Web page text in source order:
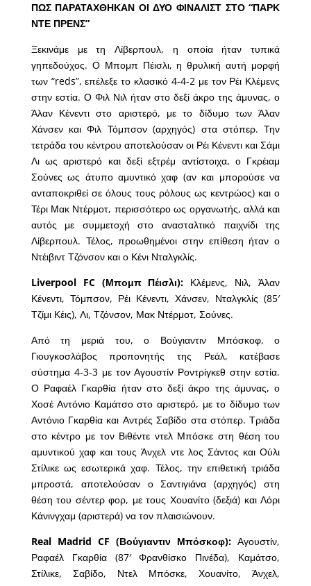
ΠΩΣ ΠΑΡΑΤΑΧΘΗΚΑΝ ΟΙ ΔΥΟ ΦΙΝΑΛΙΣΤ ΣΤΟ “ΠΑΡΚ
ΝΤΕ ΠΡΕΝΣ”
Ξεκινάμε με τη Λίβερπουλ, η οποία ήταν τυπικά
γηπεδούχος. Ο Μπομπ Πέισλι, η θρυλική αυτή μορφή
των “reds”, επέλεξε το κλασικό 4-4-2 με τον Ρέι Κλέμενς
στην εστία. Ο Φιλ Νιλ ήταν στο δεξί άκρο της άμυνας, ο
Άλαν Κένεντι στο αριστερό, με το δίδυμο των Άλαν
Χάνσεν και Φιλ Τόμπσον (αρχηγός) στα στόπερ. Την
τετράδα του κέντρου αποτελούσαν οι Ρέι Κένεντι και Σάμι
Λι ως αριστερό και δεξί εξτρέμ αντίστοιχα, ο Γκρέιαμ
Σούνες ως άτυπο αμυντικό χαφ (αν και μπορούσε να
ανταποκριθεί σε όλους τους ρόλους ως κεντρώος) και ο
Τέρι Μακ Ντέρμοτ, περισσότερο ως οργανωτής, αλλά και
αυτός με συμμετοχή στο ανασταλτικό παιχνίδι της
Λίβερπουλ. Τέλος, προωθημένοι στην επίθεση ήταν ο
Ντέιβιντ Τζόνσον και ο Κένι Νταλγκλίς.
Liverpool FC (Μπομπ Πέισλι): Κλέμενς, Νιλ, Άλαν
Κένεντι, Τόμπσον, Ρέι Κένεντι, Χάνσεν, Νταλγκλίς (85′
Τζίμι Κέις), Λι, Τζόνσον, Μακ Ντέρμοτ, Σούνες.
Από τη μεριά του, ο Βούγιαντιν Μπόσκοφ, ο
Γιουγκοσλάβος προπονητής της Ρεάλ, κατέβασε
σύστημα 4-3-3 με τον Αγουστίν Ροντρίγκεθ στην εστία.
Ο Ραφαέλ Γκαρθία ήταν στο δεξί άκρο της άμυνας, ο
Χοσέ Αντόνιο Καμάτσο στο αριστερό, με το δίδυμο των
Αντόνιο Γκαρθία και Αντρές Σαβίδο στα στόπερ. Τριάδα
στο κέντρο με τον Βιθέντε ντελ Μπόσκε στη θέση του
αμυντικού χαφ και τους Άνχελ ντε λος Σάντος και Ούλι
Στίλικε ως εσωτερικά χαφ. Τέλος, την επιθετική τριάδα
μπροστά, αποτελούσαν ο Σαντιγιάνα (αρχηγός) στη
θέση του σέντερ φορ, με τους Χουανίτο (δεξιά) και Λόρι
Κάνινγχαμ (αριστερά) να τον πλαισιώνουν.
Real Madrid CF (Βούγιαντιν Μπόσκοφ): Αγουστίν,
Ραφαέλ Γκαρθία (87′ Φρανθίσκο Πινέδα), Καμάτσο,
Στίλικε, Σαβίδο, Ντελ Μπόσκε, Χουανίτο, Άνχελ,